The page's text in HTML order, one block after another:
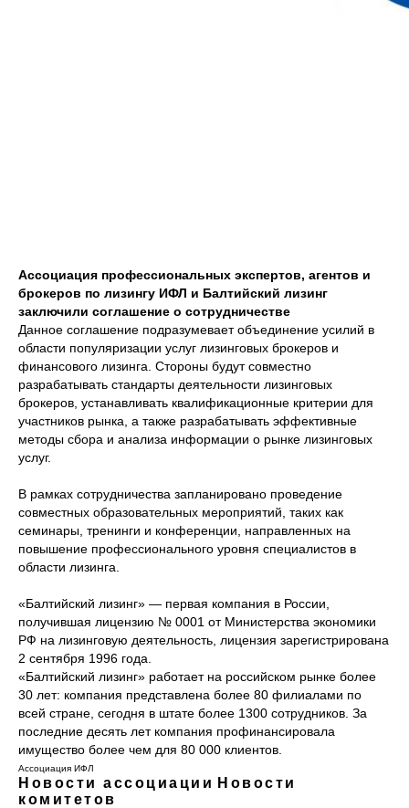
Ассоциация профессиональных экспертов, агентов и
брокеров по лизингу ИФЛ и Балтийский лизинг
заключили соглашение о сотрудничестве
Данное соглашение подразумевает объединение усилий в
области популяризации услуг лизинговых брокеров и
финансового лизинга. Стороны будут совместно
разрабатывать стандарты деятельности лизинговых
брокеров, устанавливать квалификационные критерии для
участников рынка, а также разрабатывать эффективные
методы сбора и анализа информации о рынке лизинговых
услуг.
В рамках сотрудничества запланировано проведение
совместных образовательных мероприятий, таких как
семинары, тренинги и конференции, направленных на
повышение профессионального уровня специалистов в
области лизинга.
«Балтийский лизинг» — первая компания в России,
получившая лицензию № 0001 от Министерства экономики
РФ на лизинговую деятельность, лицензия зарегистрирована
2 сентября 1996 года.
«Балтийский лизинг» работает на российском рынке более
30 лет: компания представлена более 80 филиалами по
всей стране, сегодня в штате более 1300 сотрудников. За
последние десять лет компания профинансировала
имущество более чем для 80 000 клиентов.
Ассоциация ИФЛ
Новости ассоциации Новости
комитетов